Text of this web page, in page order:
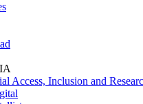
Access, Inclusion and